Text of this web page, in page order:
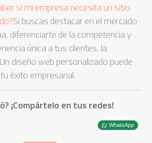
si mi empresa necesita un sitio
Si buscas destacar en el mercado
diferenciarte de la competencia y
única a tus clientes, la
diseño web personalizado puede
éxito empresarial.
¡Compártelo en tus redes!
WhatsApp